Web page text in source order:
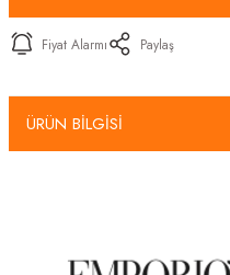
Fiyat Alarmı Paylaş
ÜRÜN BİLGİSİ